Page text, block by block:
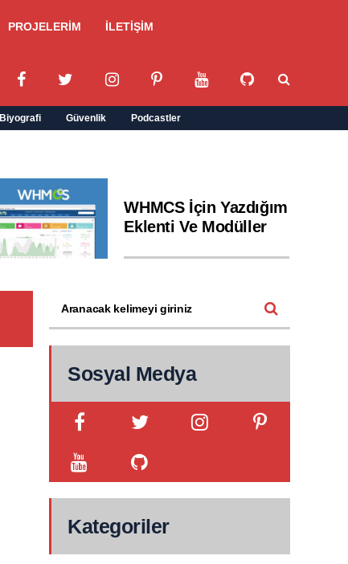
PROJELERİM İLETİŞİM
Biyografi Güvenlik Podcastler
WHMCS İçin Yazdığım
Eklenti Ve Modüller
Sosyal Medya
Kategoriler